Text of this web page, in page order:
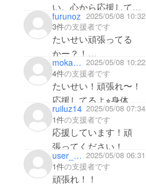
い。心から応援してま
す！
furunoz 2025/05/08 10:32
3件の支援者です
たいせい頑張ってる
かー？！
しんどい時は連絡して
ね！
こあはどんどん大き
なってるよ！また帰っ
たら会いにきてね♪
のぞみ
mokamuru 2025/05/08 10:22
4件の支援者です
たいせい！頑張れ〜！
応援してるよ⭐︎身体に
気をつけて！
ruiluz14 2025/05/08 07:34
1件の支援者です
応援しています！頑
張ってください！
user_7c281da5a694 2025/05/08 06:31
1件の支援者です
頑張れ！！